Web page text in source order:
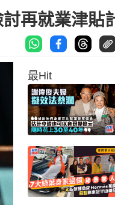
再就業津貼
最Hit